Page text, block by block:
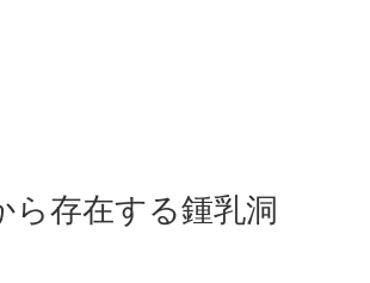
ら存在する鍾乳洞